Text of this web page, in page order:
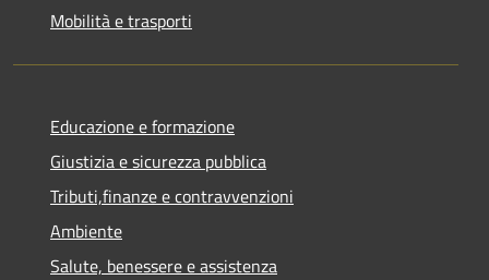
Mobilità e trasporti
Educazione e formazione
Giustizia e sicurezza pubblica
Tributi,finanze e contravvenzioni
Ambiente
Salute, benessere e assistenza